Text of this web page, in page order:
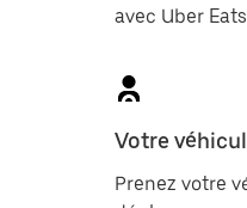
avec Uber
Votre
Prenez votre